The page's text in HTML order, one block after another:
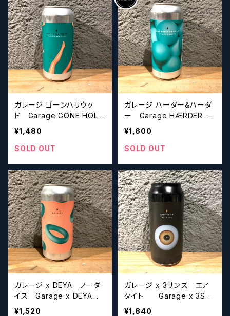
ガレージ ゴーンハリウッ
ド Garage GONE HOLL
YWOOD
¥1,480
SOLD OUT
ガレージ ハーダー&ハーダ
ー Garage HÆRDER &
HÆRDER
¥1,600
SOLD OUT
ガレージ x DEYA ノーダ
イス Garage x DEYA N
O DICE
¥1,520
ガレージ x 3サンズ エア
タイト Garage x 3Son
s AIRTIGHT
¥1,840